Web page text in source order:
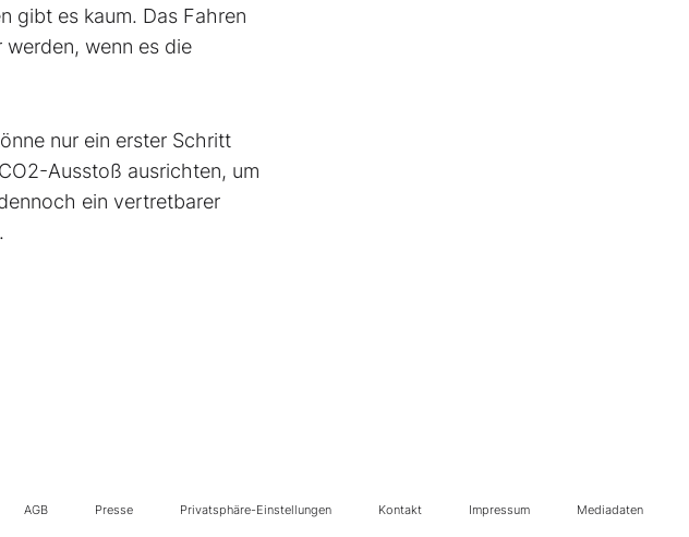
gibt es kaum. Das Fahren
wenn es die
nur ein erster Schritt
Ausstoß ausrichten, um
ein vertretbarer
AGB Presse Privatsphäre-Einstellungen Kontakt Impressum Mediadaten